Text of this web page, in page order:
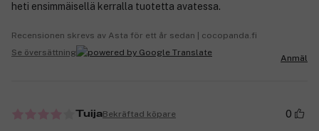
heti ensimmäisellä kerralla tuotetta avatessa.
Recensionen skrevs av Asta för ett år sedan | cocopanda.fi
Se översättning
Anmäl
TuijaBekräftad köpare 0